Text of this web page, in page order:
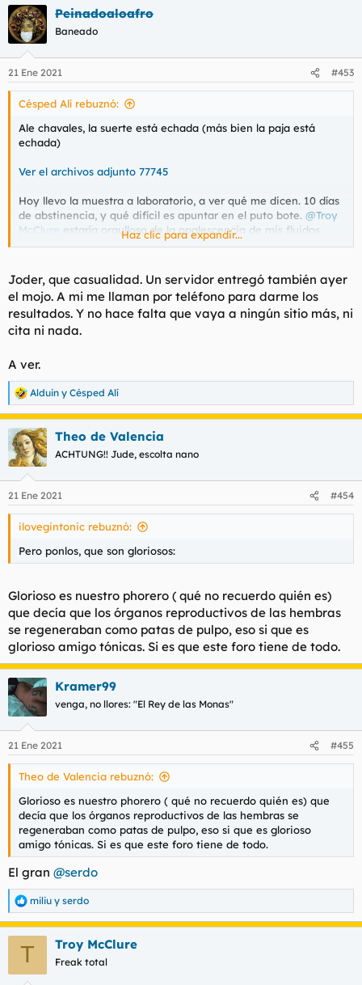
c
c
i
e
s
Peinadoaloafro
Baneado
21 Ene 2021 #453
Césped Alí rebuznó:
Ale chavales, la suerte está echada (más bien la paja está
echada)
Ver el archivos adjunto 77745
Hoy llevo la muestra a laboratorio, a ver qué me dicen. 10 días
de abstinencia, y qué difícil es apuntar en el puto bote. @Troy
McClure estaría orgulloso de la opalescencia de mis fluidos
(aunque en la foto parezca lo contrario)
Haz clic para expandir...
Joder, que casualidad. Un servidor entregó también ayer
el mojo. A mi me llaman por teléfono para darme los
resultados. Y no hace falta que vaya a ningún sitio más, ni
cita ni nada.
A ver.
R
e
a
c
c
i
e
s
Alduin y Césped Alí
Theo de Valencia
ACHTUNG!! Jude, escolta nano
21 Ene 2021 #454
ilovegintonic rebuznó:
Pero ponlos, que son gloriosos:
Glorioso es nuestro phorero ( qué no recuerdo quién es)
que decía que los órganos reproductivos de las hembras
se regeneraban como patas de pulpo, eso si que es
glorioso amigo tónicas. Si es que este foro tiene de todo.
Kramer99
venga, no llores: "El Rey de las Monas"
21 Ene 2021 #455
Theo de Valencia rebuznó:
Glorioso es nuestro phorero ( qué no recuerdo quién es) que
decía que los órganos reproductivos de las hembras se
regeneraban como patas de pulpo, eso si que es glorioso
amigo tónicas. Si es que este foro tiene de todo.
El gran @serdo
R
e
a
miliu y serdo
T Troy McClure
Freak total